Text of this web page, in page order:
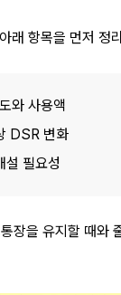
래 항목을 먼저 정
와 사용액
DSR 변화
설 필요성
장을 유지할 때와